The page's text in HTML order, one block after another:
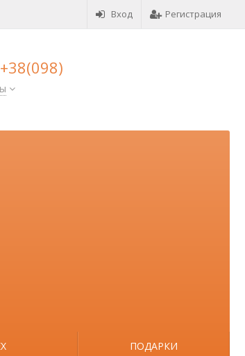
Вход Регистрация
ПОДАРКИ